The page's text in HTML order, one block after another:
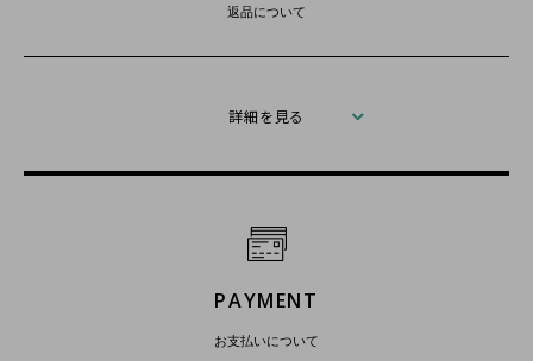
返品について
詳細を見る
PAYMENT
お支払いについて